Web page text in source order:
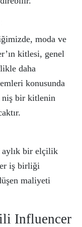
moda ve
kitlesi, genel
daha
konusunda
niş bir kitlenin
aylık bir elçilik
iş birliği
maliyeti
Influencer